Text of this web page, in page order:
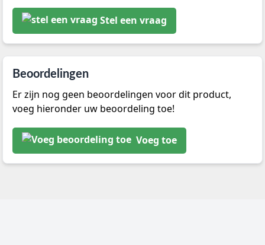
Stel een vraag
Beoordelingen
Er zijn nog geen beoordelingen voor dit product,
voeg hieronder uw beoordeling toe!
Voeg toe